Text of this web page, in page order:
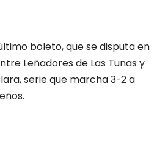
boleto, que se disputa en
Leñadores de Las Tunas y
serie que marcha 3-2 a